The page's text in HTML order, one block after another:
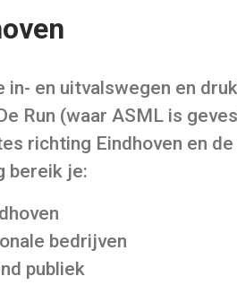
en uitvalswegen en
Run (waar ASML is
richting Eindhoven en de
bereik je:
bedrijven
publiek